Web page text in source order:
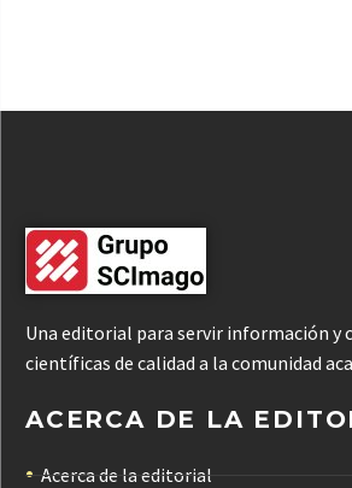
Una editorial para servir información y
científicas de calidad a la comunidad
ACERCA DE LA
Acerca de la editorial